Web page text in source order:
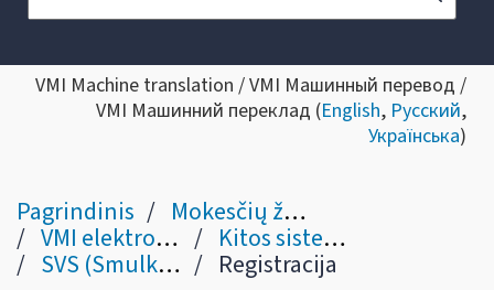
VMI Machine translation / VMI Машинный перевод /
VMI Машинний переклад (English, Русский,
Українська)
Pagrindinis Mokesčių žinynas
VMI elektroninės sistemos Kitos sistemos
SVS (Smulkiojo verslo PVM schemos kitoje valstybėje narėje sistema) Registracija